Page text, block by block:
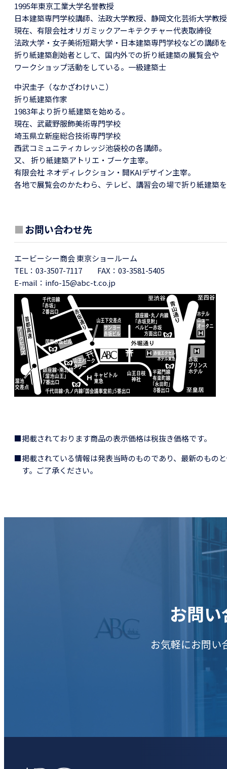
1995年東京工業大学名誉教授
日本建築専門学校講師、法政大学教授、静岡文化芸術大学教
現在、有限会社オリガミックアーキテクチャー代表取締役
法政大学・女子美術短期大学・日本建築専門学校などの講師
折り紙建築創始者として、国内外での折り紙建築の展覧会や
ワークショップ活動をしている。一級建築士
中沢圭子（なかざわけいこ）
折り紙建築作家
1983年より折り紙建築を始める。
現在、武蔵野服飾美術専門学校
埼玉県立新座総合技術専門学校
西武コミュニティカレッジ池袋校の各講師。
又、 折り紙建築アトリエ・ブーケ主宰。
有限会社 ネオディレクション・開KAIデザイン主宰。
各地で展覧会のかたわら、テレビ、講習会の場で折り紙建築
■お問い合わせ先
エービーシー商会 東京ショールーム
TEL：03-3507-7117 FAX：03-3581-5405
E-mail：info-15@abc-t.co.jp
■掲載されております商品の表示価格は税抜き価格です。
■掲載されている情報は発表当時のものであり、最新のもの
す。ご了承ください。
お問
お気軽にお問い